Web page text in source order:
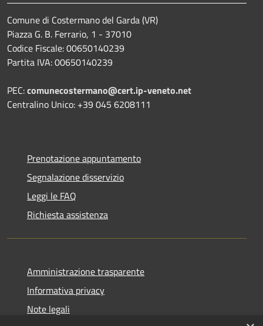
Comune di Costermano del Garda (VR)
Piazza G. B. Ferrario, 1 - 37010
Codice Fiscale: 00650140239
Partita IVA: 00650140239
PEC:comunecostermano@cert.ip-veneto.net
Centralino Unico: +39 045 6208111
Prenotazione appuntamento
Segnalazione disservizio
Leggi le FAQ
Richiesta assistenza
Amministrazione trasparente
Informativa privacy
Note legali